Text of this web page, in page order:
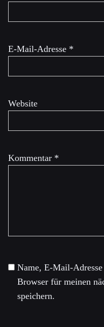
Kommentar *
E-Mail-Adresse *
Website
Name, E-Mail-
Browser für meinen
speichern.